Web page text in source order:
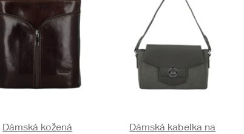
Dámská kožená
Dámská kabelka na